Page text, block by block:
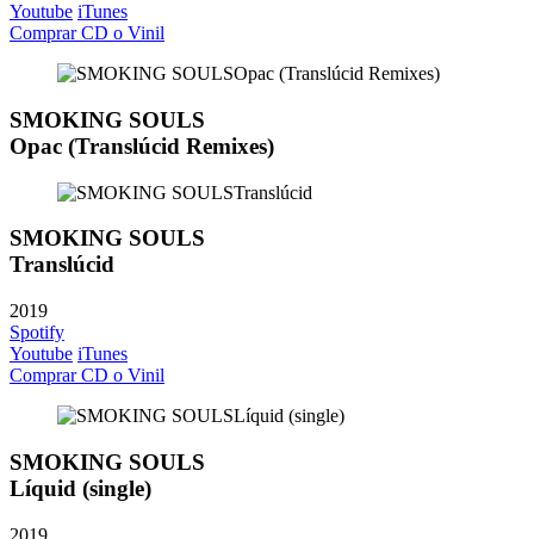
Youtube iTunes
Comprar CD o Vinil
SMOKING SOULS
Opac (Translúcid Remixes)
SMOKING SOULS
Translúcid
2019
Spotify
Youtube iTunes
Comprar CD o Vinil
SMOKING SOULS
Líquid (single)
2019